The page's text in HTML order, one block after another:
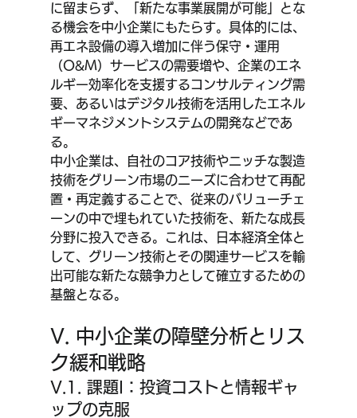
に留まらず、「新たな事業展開が可能」とな
る機会を中小企業にもたらす。具体的には、
再エネ設備の導入増加に伴う保守・運用
（O&M）サービスの需要増や、企業のエネ
ルギー効率化を支援するコンサルティング需
要、あるいはデジタル技術を活用したエネル
ギーマネジメントシステムの開発などであ
る。
中小企業は、自社のコア技術やニッチな製造
技術をグリーン市場のニーズに合わせて再配
置・再定義することで、従来のバリューチェ
ーンの中で埋もれていた技術を、新たな成長
分野に投入できる。これは、日本経済全体と
して、グリーン技術とその関連サービスを輸
出可能な新たな競争力として確立するための
基盤となる。
V. 中小企業の障壁分析とリス
ク緩和戦略
V.1. 課題I：投資コストと情報ギャ
ップの克服